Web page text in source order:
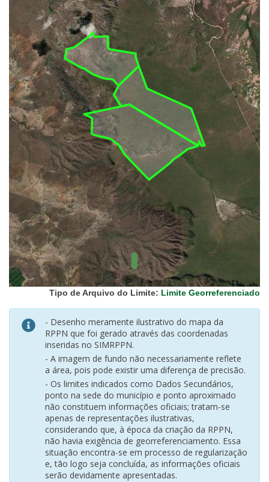
Terras
indígenas
(FUNAI)
UC Federal
UC Estaduais
UC
Municipais
Hidrografia
1:1.000.000
(ANA)
Biomas
(IBGE)
Vegetação
(IBGE)
Rodovias
(IBGE)
Relevo
(IBGE)
Tipo de Arquivo do Limite: Limite Georreferenciado
- Desenho meramente ilustrativo do mapa da
RPPN que foi gerado através das coordenadas
inseridas no SIMRPPN.
- A imagem de fundo não necessariamente reflete
a área, pois pode existir uma diferença de precisão.
- Os limites indicados como Dados Secundários,
ponto na sede do município e ponto aproximado
não constituem informações oficiais; tratam-se
apenas de representações ilustrativas,
considerando que, à época da criação da RPPN,
não havia exigência de georreferenciamento. Essa
situação encontra-se em processo de regularização
e, tão logo seja concluída, as informações oficiais
serão devidamente apresentadas.